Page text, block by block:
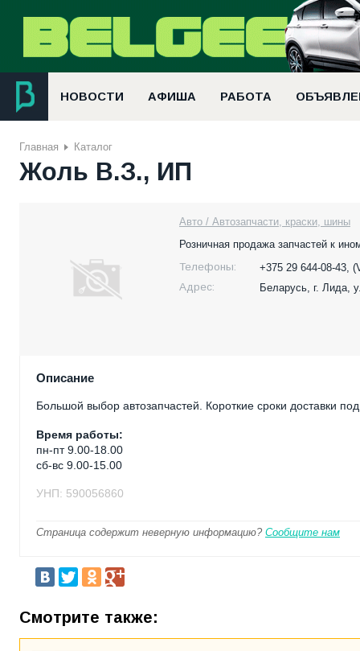
НОВОСТИ АФИША РАБОТА
Главная Каталог
Жоль В.З., ИП
Авто / Автозапчасти, краски, шины
Розничная продажа запчастей к
Телефоны:
+375 29 644-08-43,
Адрес:
Беларусь, г. Лида,
Описание
Большой выбор автозапчастей. Короткие сроки доставки под
Время работы:
пн-пт 9.00-18.00
сб-вс 9.00-15.00
УНП: 590056860
Страница содержит неверную информацию? Сообщите нам
Смотрите также: